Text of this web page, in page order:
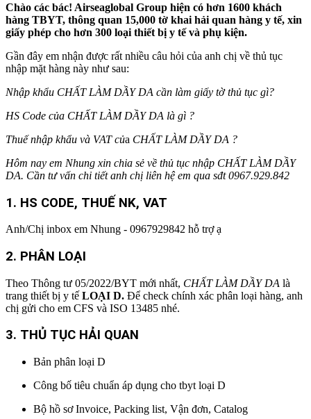
Chào các bác! Airseaglobal Group hiện có hơn 1600 khách
hàng TBYT, thông quan 15,000 tờ khai hải quan hàng y tế, xin
giấy phép cho hơn 300 loại thiết bị y tế và phụ kiện.
Gần đây em nhận được rất nhiều câu hỏi của anh chị về thủ tục
nhập mặt hàng này như sau:
Nhập khẩu CHẤT LÀM DẦY DA cần làm giấy tờ thủ tục gì?
HS Code của CHẤT LÀM DẦY DA là gì ?
Thuế nhập khẩu và VAT của CHẤT LÀM DẦY DA ?
Hôm nay em Nhung xin chia sẻ về thủ tục nhập CHẤT LÀM DẦY
DA. Cần tư vấn chi tiết anh chị liên hệ em qua sđt 0967.929.842
1. HS CODE, THUẾ NK, VAT
Anh/Chị inbox em Nhung - 0967929842 hỗ trợ ạ
2. PHÂN LOẠI
Theo Thông tư 05/2022/BYT mới nhất, CHẤT LÀM DẦY DA là
trang thiết bị y tế LOẠI D. Để check chính xác phân loại hàng, anh
chị gửi cho em CFS và ISO 13485 nhé.
3. THỦ TỤC HẢI QUAN
Bản phân loại D
Công bố tiêu chuẩn áp dụng cho tbyt loại D
Bộ hồ sơ Invoice, Packing list, Vận đơn, Catalog